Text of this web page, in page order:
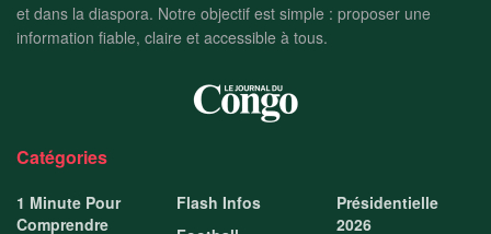
et dans la diaspora. Notre objectif est simple : proposer une
information fiable, claire et accessible à tous.
Catégories
1 Minute Pour
Comprendre
Flash Infos
Présidentielle
2026